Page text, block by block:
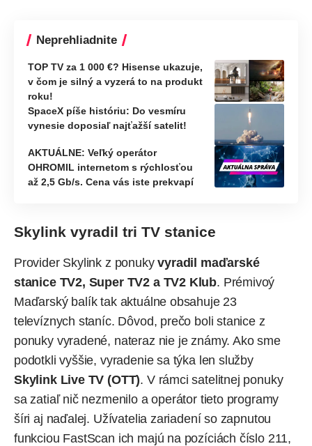
Neprehliadnite
TOP TV za 1 000 €? Hisense ukazuje,
v čom je silný a vyzerá to na produkt
roku!
SpaceX píše históriu: Do vesmíru
vynesie doposiaľ najťažší satelit!
AKTUÁLNE: Veľký operátor
OHROMIL internetom s rýchlosťou
až 2,5 Gb/s. Cena vás iste prekvapí
Skylink vyradil tri TV stanice
Provider Skylink z ponukyvyradil maďarské
stanice TV2, Super TV2 a TV2 Klub. Prémivoý
Maďarský balík tak aktuálne obsahuje 23
televíznych staníc. Dôvod, prečo boli stanice z
ponuky vyradené, nateraz nie je známy. Ako sme
podotkli vyššie, vyradenie sa týka len služby
Skylink Live TV (OTT). V rámci satelitnej ponuky
sa zatiaľ nič nezmenilo a operátor tieto programy
šíri aj naďalej. Užívatelia zariadení so zapnutou
funkciou FastScan ich majú na pozíciách číslo 211,